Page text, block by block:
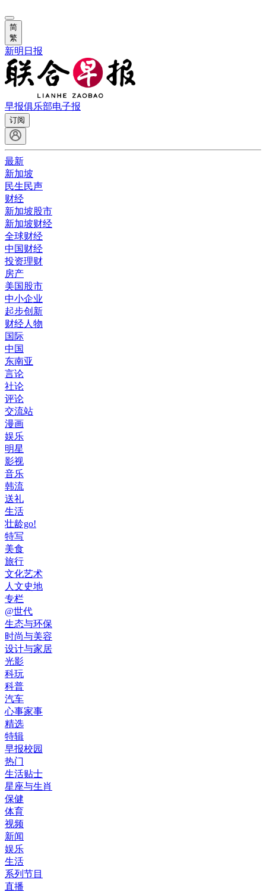
简
繁
新明日报
早报俱乐部电子报
订阅
最新
新加坡
民生民声
财经
新加坡股市
新加坡财经
全球财经
中国财经
投资理财
房产
美国股市
中小企业
起步创新
财经人物
国际
中国
东南亚
言论
社论
评论
交流站
漫画
娱乐
明星
影视
音乐
韩流
送礼
生活
壮龄go!
特写
美食
旅行
文化艺术
人文史地
专栏
@世代
生态与环保
时尚与美容
设计与家居
光影
科玩
科普
汽车
心事家事
精选
特辑
早报校园
热门
生活贴士
星座与生肖
保健
体育
视频
新闻
娱乐
生活
系列节目
直播